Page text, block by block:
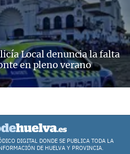
Local denuncia la falta
en pleno verano
DIGITAL DONDE SE PUBLICA TODA LA
DE HUELVA Y PROVINCIA.